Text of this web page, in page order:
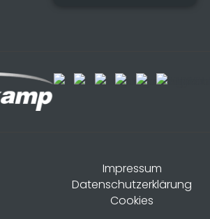
Impressum
Datenschutzerklärung
Cookies